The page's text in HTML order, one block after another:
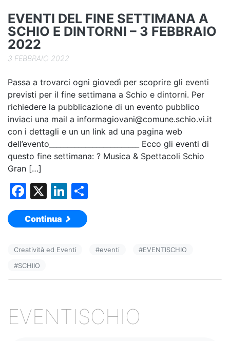
k
EVENTI DEL FINE SETTIMANA A
SCHIO E DINTORNI – 3 FEBBRAIO
2022
3 FEBBRAIO 2022
Passa a trovarci ogni giovedì per scoprire gli eventi
previsti per il fine settimana a Schio e dintorni. Per
richiedere la pubblicazione di un evento pubblico
inviaci una mail a informagiovani@comune.schio.vi.it
con i dettagli e un un link ad una pagina web
dell’evento_________________________ Ecco gli eventi di
questo fine settimana: ? Musica & Spettacoli Schio
Gran […]
F
a
c
b
o
k
X
Li
n
k
dI
vi
Continua
Creatività ed Eventi #eventi #EVENTISCHIO
#SCHIIO
EVENTISCHIO